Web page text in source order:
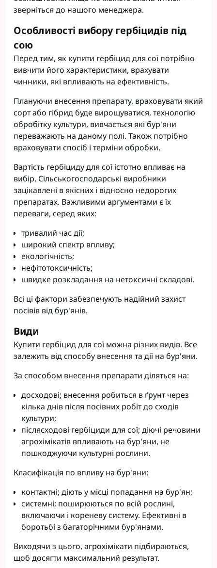
зверніться до нашого менеджера.
Особливості вибору гербіцидів під
сою
Перед тим, як купити гербіцид для сої потрібно
вивчити його характеристики, врахувати
чинники, які впливають на ефективність.
Плануючи внесення препарату, враховувати який
сорт або гібрид буде вирощуватися, технологію
обробітку культури, вивчається які бур'яни
переважають на даному полі. Також потрібно
враховувати спосіб і терміни обробки.
Вартість гербіциду для сої істотно впливає на
вибір. Сільськогосподарські виробники
зацікавлені в якісних і відносно недорогих
препаратах. Важливими аргументами є їх
переваги, серед яких:
тривалий час дії;
широкий спектр впливу;
екологічність;
нефітотоксичність;
швидке розкладання на нетоксичні складові.
Всі ці фактори забезпечують надійний захист
посівів від бур'янів.
Види
Купити гербіцид для сої можна різних видів. Все
залежить від способу внесення та дії на бур'яни.
За способом внесення препарати діляться на:
досходові; внесення робиться в ґрунт через
кілька днів після посівних робіт до сходів
культури;
післясходові гербіциди для сої; діючі речовини
агрохімікатів впливають на бур'яни, не
пошкоджуючи культурні рослини.
Класифікація по впливу на бур'яни:
контактні; діють у місці попадання на бур'ян;
системні; поширюються по всій рослині,
включаючи і кореневу систему. Ефективні в
боротьбі з багаторічними бур'янами.
Виходячи з цього, агрохімікати підбираються,
щоб досягти максимальний результат.